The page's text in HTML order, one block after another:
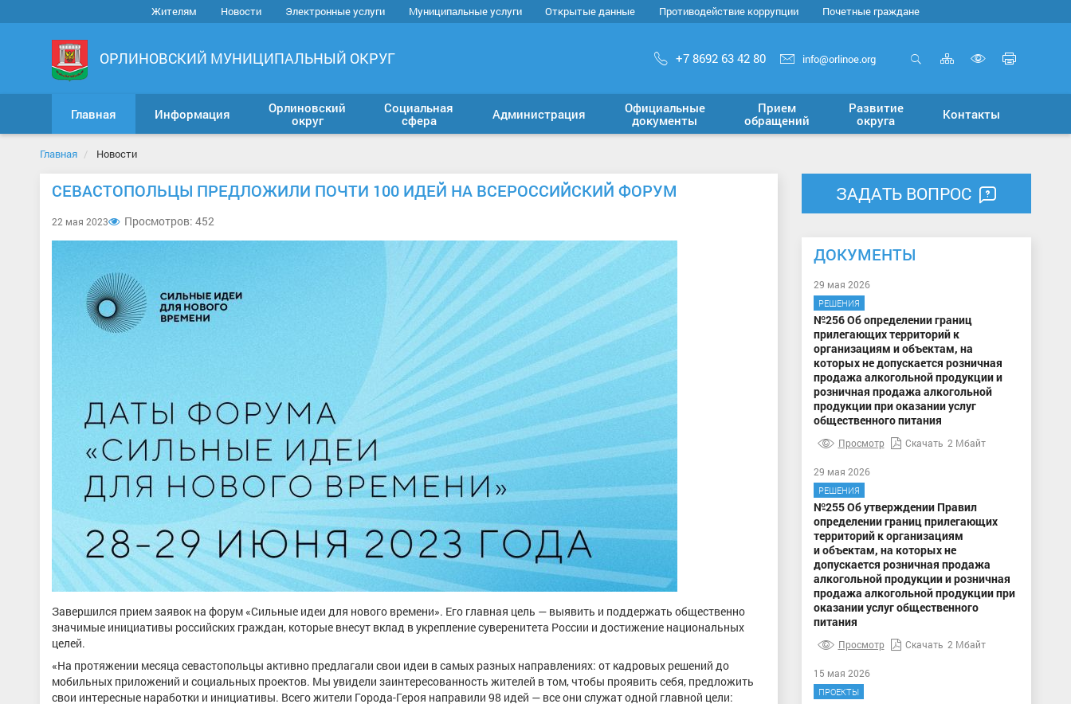
Жителям Новости Электронные услуги Муниципальные услуги Открытые данные Противодействие коррупции Почетные граждане
ОРЛИНОВСКИЙ МУНИЦИПАЛЬНЫЙ ОКРУГ +7 8692 63 42 80 info@orlinoe.org Карта
сайта
версию
для
Главная Информация
Орлиновский
округ
Социальная
сфера
Администрация
Официальные
документы
Прием
обращений
Развитие
округа
Контакты
Главная Новости
СЕВАСТОПОЛЬЦЫ ПРЕДЛОЖИЛИ ПОЧТИ 100 ИДЕЙ НА ВСЕРОССИЙСКИЙ ФОРУМ
22 мая 2023 Просмотров: 452
Завершился прием заявок на форум «Сильные идеи для нового времени». Его главная цель — выявить и поддержать общественно
значимые инициативы российских граждан, которые внесут вклад в укрепление суверенитета России и достижение национальных
целей.
«На протяжении месяца севастопольцы активно предлагали свои идеи в самых разных направлениях: от кадровых решений до
мобильных приложений и социальных проектов. Мы увидели заинтересованность жителей в том, чтобы проявить себя, предложить
свои интересные наработки и инициативы. Всего жители Города-Героя направили 98 идей — все они служат одной главной цели:
ЗАДАТЬ ВОПРОС
ДОКУМЕНТЫ
29 мая 2026
РЕШЕНИЯ
№256 Об определении границ
прилегающих территорий к
организациям и объектам, на
которых не допускается розничная
продажа алкогольной продукции и
розничная продажа алкогольной
продукции при оказании услуг
общественного питания
Просмотр Скачать 2 Мбайт
29 мая 2026
РЕШЕНИЯ
№255 Об утверждении Правил
определении границ прилегающих
территорий к организациям
и объектам, на которых не
допускается розничная продажа
алкогольной продукции и розничная
продажа алкогольной продукции при
оказании услуг общественного
питания
Просмотр Скачать 2 Мбайт
15 мая 2026
ПРОЕКТЫ